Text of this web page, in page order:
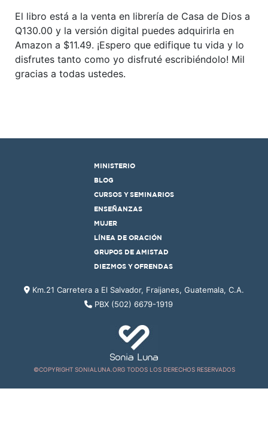
El libro está a la venta en librería de Casa de Dios a
Q130.00 y la versión digital puedes adquirirla en
Amazon a $11.49. ¡Espero que edifique tu vida y lo
disfrutes tanto como yo disfruté escribiéndolo! Mil
gracias a todas ustedes.
MINISTERIO
BLOG
CURSOS Y SEMINARIOS
ENSEÑANZAS
MUJER
LÍNEA DE ORACIÓN
GRUPOS DE AMISTAD
DIEZMOS Y OFRENDAS
Km.21 Carretera a El Salvador, Fraijanes, Guatemala, C.A.
PBX (502) 6679-1919
©COPYRIGHT SONIALUNA.ORG TODOS LOS DERECHOS RESERVADOS